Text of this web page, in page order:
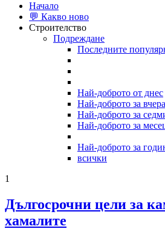
Начало
💬 Какво ново
Строителство
Подреждане
Последните
Най-доброто от днес
Най-доброто за вчера
Най-доброто за
Най-доброто за
Най-доброто за
всички
1
Дългосрочни цели за
хамалите